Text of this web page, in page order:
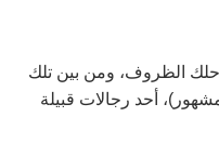
الظروف، ومن بين تلك
أحد رجالات قبيلة